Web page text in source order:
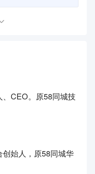
CEO。原58同城技
始人，原58同城华